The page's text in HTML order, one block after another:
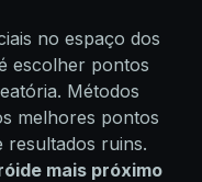
no espaço dos
escolher pontos
Métodos
melhores pontos
resultados ruins.
mais próximo